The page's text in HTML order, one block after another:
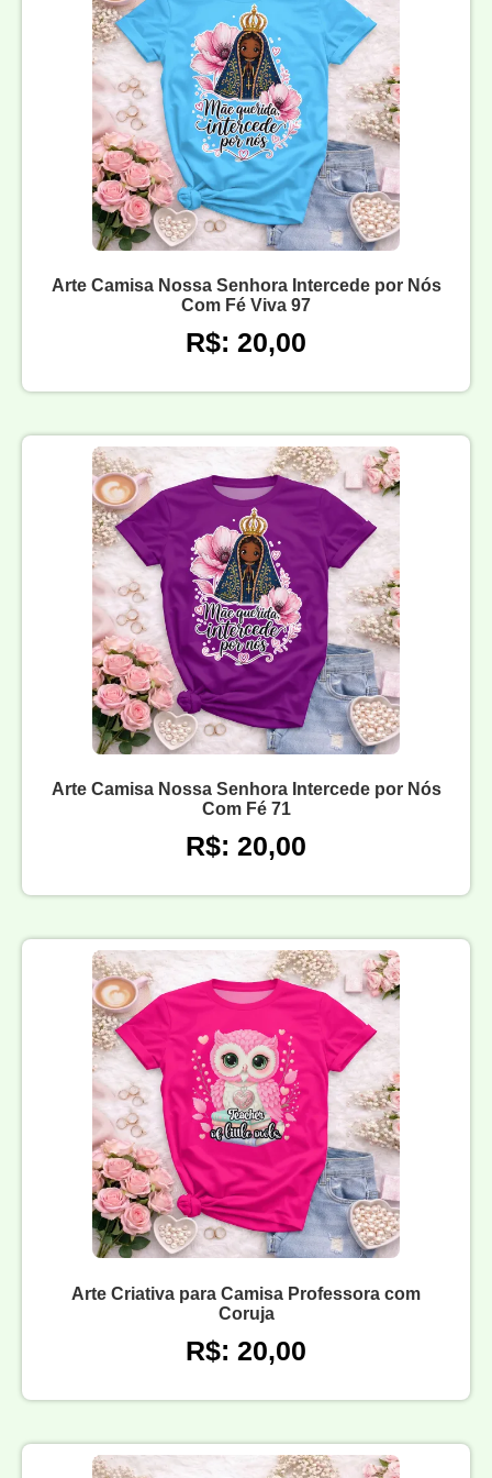
Arte Camisa Nossa Senhora Intercede por Nós
Com Fé Viva 97
R$: 20,00
Arte Camisa Nossa Senhora Intercede por Nós
Com Fé 71
R$: 20,00
Arte Criativa para Camisa Professora com
Coruja
R$: 20,00